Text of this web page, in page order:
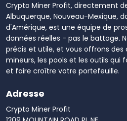
Crypto Miner Profit, directement
Albuquerque, Nouveau-Mexique,
d'Amérique, est une équipe de
données réelles - pas le battage.
précis et utile, et vous offrons des
mineurs, les pools et les outils qui
et faire croître votre portefeuille.
Adresse
Crypto Miner Profit